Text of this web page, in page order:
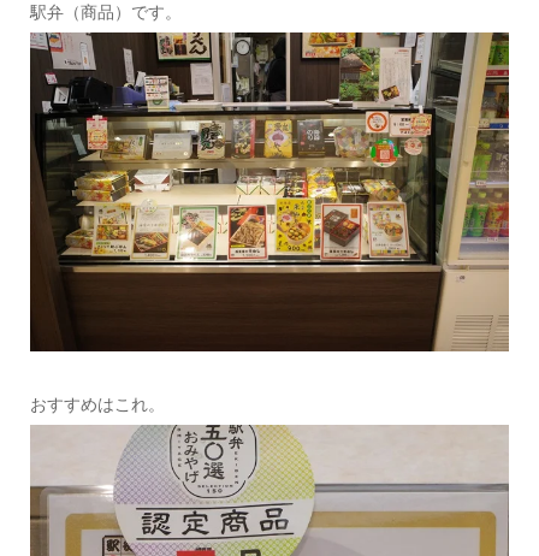
駅弁（商品）です。
おすすめはこれ。